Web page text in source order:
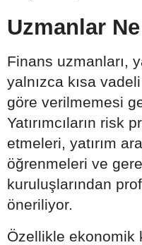
Uzmanlar
Finans uzmanları,
yalnızca kısa
göre verilmemesi
Yatırımcıların risk
etmeleri, yatırım
öğrenmeleri ve
kuruluşlarından
öneriliyor.
Özellikle ekonomik